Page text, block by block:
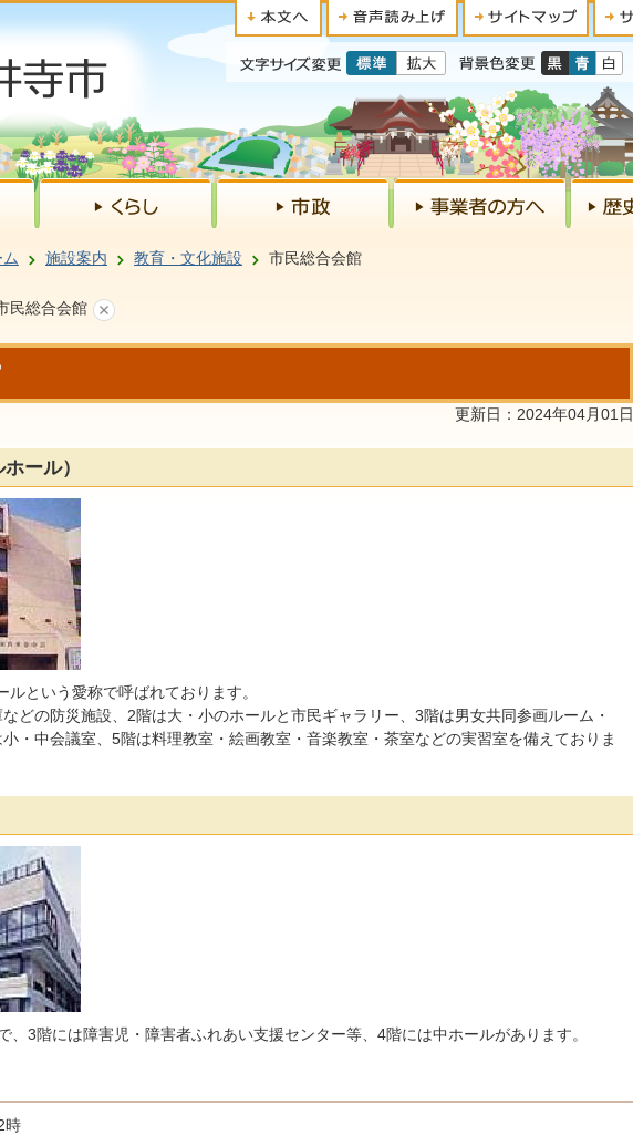
施設案内 教育・文化施設 市民総合会館
民総合会館
更新日：2024年04月01日
ール）
ルという愛称で呼ばれております。
どの防災施設、2階は大・小のホールと市民ギャラリー、3階は男女共同参画ルーム・
・中会議室、5階は料理教室・絵画教室・音楽教室・茶室などの実習室を備えておりま
、3階には障害児・障害者ふれあい支援センター等、4階には中ホールがあります。
時